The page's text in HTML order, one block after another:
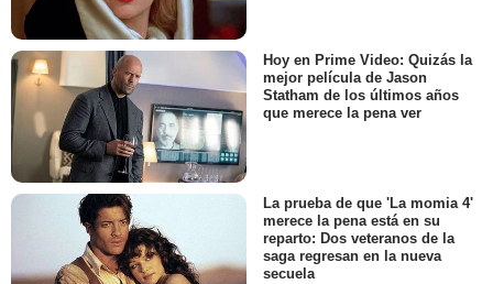
Hoy en Prime Video: Quizás la
mejor película de Jason
Statham de los últimos años
que merece la pena ver
La prueba de que 'La momia 4'
merece la pena está en su
reparto: Dos veteranos de la
saga regresan en la nueva
secuela